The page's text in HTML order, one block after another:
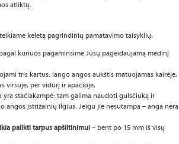
atliktų.
keletą pagrindinių pamatavimo taisyklių:
kuriuos pagaminsime Jūsų pageidaujamą medinį
tris kartus: lango angos aukštis matuojamas kairėje,
viršuje, per vidurį ir apačioje,
stačiakampė: tam galima naudoti gulsčiuką ir
įstrižainių ilgius. Jeigu jie nesutampa – anga nėra
palikti tarpus apšiltinimui– bent po 15 mm iš visų